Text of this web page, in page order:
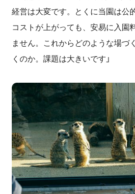
経営は大変です。とくに当園は公
コストが上がっても、安易に入園
ません。これからどのような場づ
くのか。課題は大きいです」